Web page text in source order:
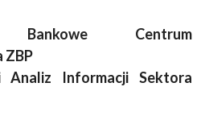
Centrum
ZBP
Analiz Informacji Sektora